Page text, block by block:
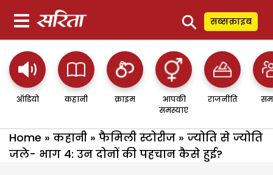
⚲ सब्सक्राइब
ऑडियो कहानी क्राइम
आपकी
समस्याएं
राजनीति
Home » कहानी » फैमिली स्टोरीज » ज्योति से ज्योति
जले- भाग 4: उन दोनों की पहचान कैसे हुई?